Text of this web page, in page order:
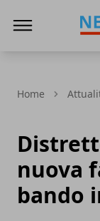
Home
nuova
bando